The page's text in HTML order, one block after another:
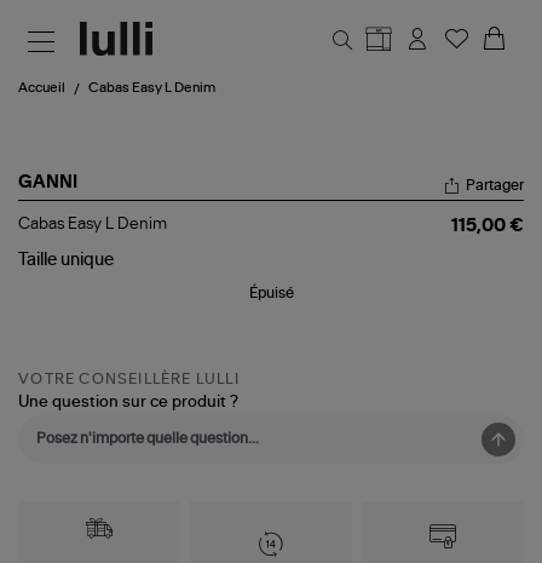
Accueil Cabas Easy L Denim
GANNI
Cabas
L
Partager
Cabas Easy L Denim
115,00 €
Taille unique
Épuisé
VOTRE CONSEILLÈRE LULLI
Une question sur ce produit ?